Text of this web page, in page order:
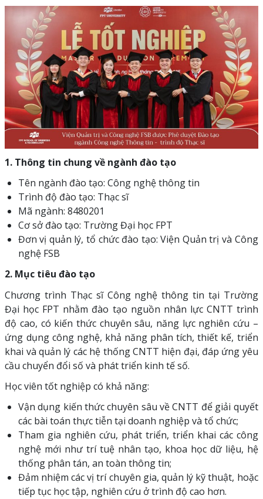
1. Thông tin chung về ngành đào tạo
Tên ngành đào tạo: Công nghệ thông tin
Trình độ đào tạo: Thạc sĩ
Mã ngành: 8480201
Cơ sở đào tạo: Trường Đại học FPT
Đơn vị quản lý, tổ chức đào tạo: Viện Quản trị và Công
nghệ FSB
2. Mục tiêu đào tạo
Chương trình Thạc sĩ Công nghệ thông tin tại Trường
Đại học FPT nhằm đào tạo nguồn nhân lực CNTT trình
độ cao, có kiến thức chuyên sâu, năng lực nghiên cứu –
ứng dụng công nghệ, khả năng phân tích, thiết kế, triển
khai và quản lý các hệ thống CNTT hiện đại, đáp ứng yêu
cầu chuyển đổi số và phát triển kinh tế số.
Học viên tốt nghiệp có khả năng:
Vận dụng kiến thức chuyên sâu về CNTT để giải quyết
các bài toán thực tiễn tại doanh nghiệp và tổ chức;
Tham gia nghiên cứu, phát triển, triển khai các công
nghệ mới như trí tuệ nhân tạo, khoa học dữ liệu, hệ
thống phân tán, an toàn thông tin;
Đảm nhiệm các vị trí chuyên gia, quản lý kỹ thuật, hoặc
tiếp tục học tập, nghiên cứu ở trình độ cao hơn.